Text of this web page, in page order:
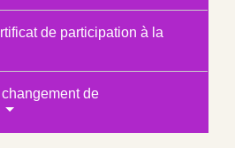
de participation à la
de